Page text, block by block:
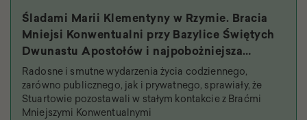
Śladami Marii Klementyny w Rzymie. Bracia
Mniejsi Konwentualni przy Bazylice Świętych
Dwunastu Apostołów i najpobożniejsza
królowa
Radosne i smutne wydarzenia życia codziennego,
zarówno publicznego, jak i prywatnego, sprawiały, że
Stuartowie pozostawali w stałym kontakcie z Braćmi
Mniejszymi Konwentualnymi